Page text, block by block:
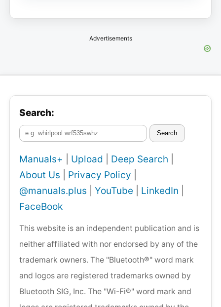
Advertisements
Search:
Search
Manuals+ Upload Deep Search
About Us
Privacy Policy
@manuals.plus
YouTube LinkedIn
FaceBook
This website is an independent publication and is
neither affiliated with nor endorsed by any of the
trademark owners. The "Bluetooth®" word mark
and logos are registered trademarks owned by
Bluetooth SIG, Inc. The "Wi-Fi®" word mark and